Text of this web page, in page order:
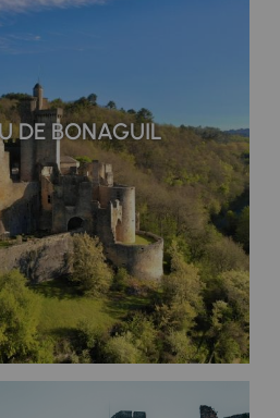
DE BONAGUIL